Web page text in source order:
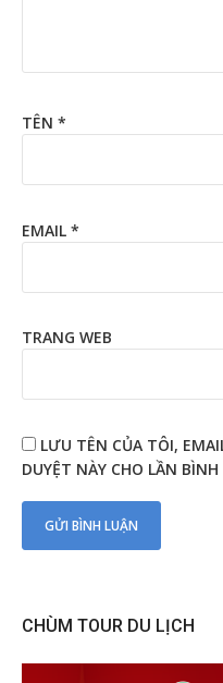
TÊN *
EMAIL *
TRANG WEB
LƯU TÊN CỦA TÔI,
DUYỆT NÀY CHO LẦN
CHÙM TOUR DU LỊCH